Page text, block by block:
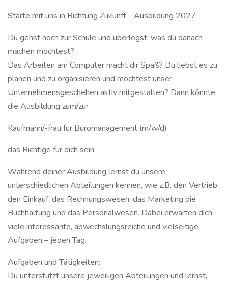
Starte mit uns in Richtung Zukunft - Ausbildung 2027
Du gehst noch zur Schule und überlegst, was du danach
machen möchtest?
Das Arbeiten am Computer macht dir Spaß? Du liebst es zu
planen und zu organisieren und möchtest unser
Unternehmensgeschehen aktiv mitgestalten? Dann könnte
die Ausbildung zum/zur
Kaufmann/-frau für Büromanagement (m/w/d)
das Richtige für dich sein.
Während deiner Ausbildung lernst du unsere
unterschiedlichen Abteilungen kennen, wie z.B. den Vertrieb,
den Einkauf, das Rechnungswesen, das Marketing die
Buchhaltung und das Personalwesen. Dabei erwarten dich
viele interessante, abwechslungsreiche und vielseitige
Aufgaben – jeden Tag.
Aufgaben und Tätigkeiten:
Du unterstützt unsere jeweiligen Abteilungen und lernst,